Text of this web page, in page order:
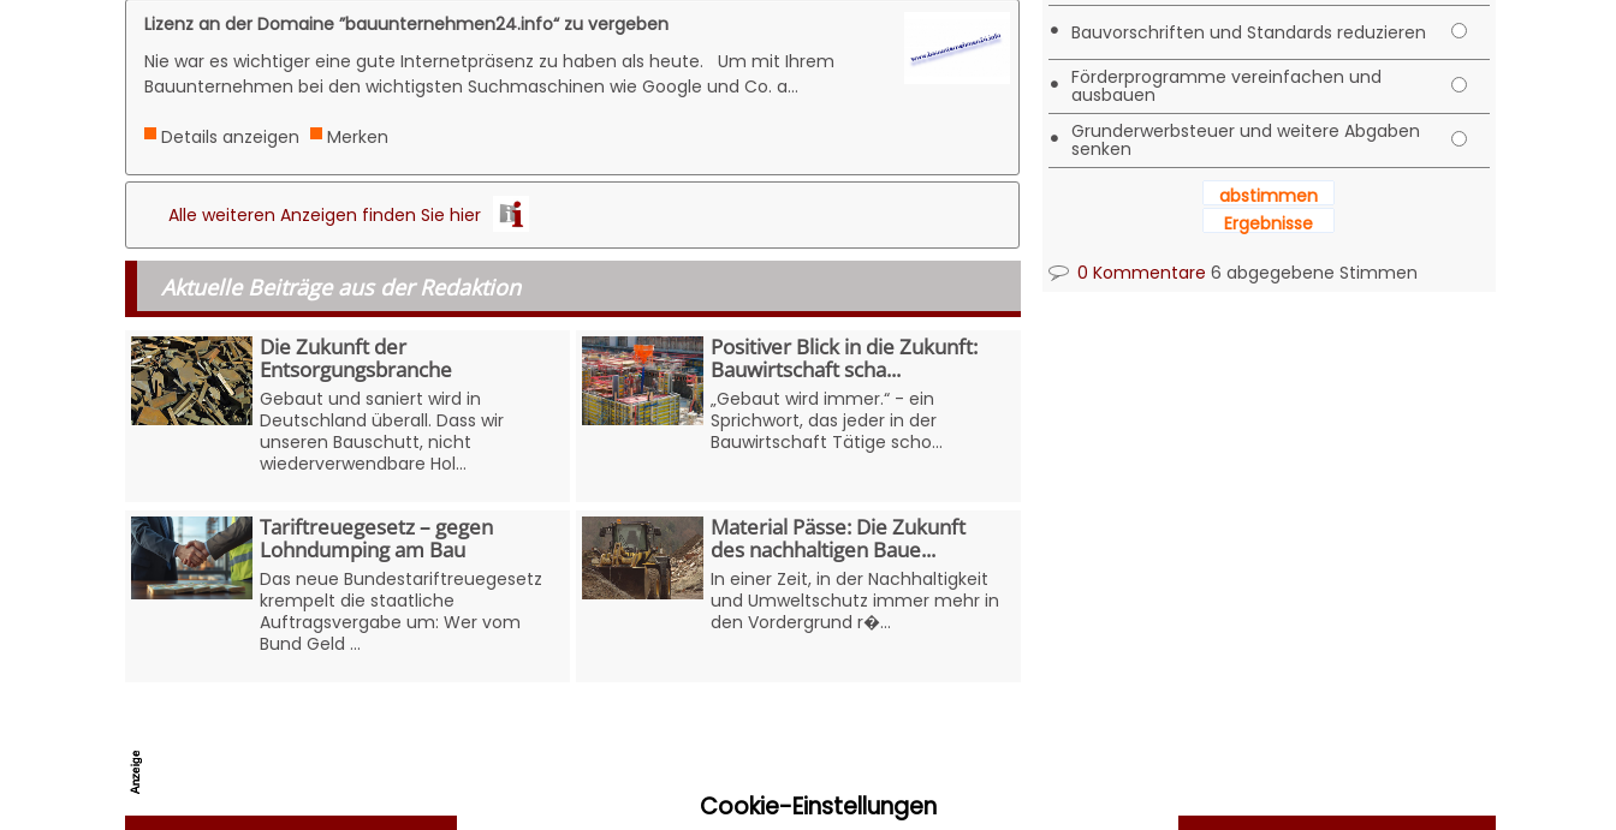
Lizenz an der Domaine ”bauunternehmen24.info“ zu vergeben
Nie war es wichtiger eine gute Internetpräsenz zu haben als heute. Um mit Ihrem
Bauunternehmen bei den wichtigsten Suchmaschinen wie Google und Co. a...
Details anzeigen Merken
Alle weiteren Anzeigen finden Sie hier
Aktuelle Beiträge aus der Redaktion
Die Zukunft der
Entsorgungsbranche
Gebaut und saniert wird in
Deutschland überall. Dass wir
unseren Bauschutt, nicht
wiederverwendbare Hol...
Positiver Blick in die Zukunft:
Bauwirtschaft scha...
„Gebaut wird immer.“ - ein
Sprichwort, das jeder in der
Bauwirtschaft Tätige scho...
Tariftreuegesetz – gegen
Lohndumping am Bau
Das neue Bundestariftreuegesetz
krempelt die staatliche
Auftragsvergabe um: Wer vom
Bund Geld ...
Material Pässe: Die Zukunft
des nachhaltigen Baue...
In einer Zeit, in der Nachhaltigkeit
und Umweltschutz immer mehr in
den Vordergrund r�...
• Bauvorschriften und Standards reduzieren
• Förderprogramme vereinfachen und
ausbauen
• Grunderwerbsteuer und weitere Abgaben
senken
abstimmen
Ergebnisse
0 Kommentare 6 abgegebene Stimmen
Cookie-Einstellungen